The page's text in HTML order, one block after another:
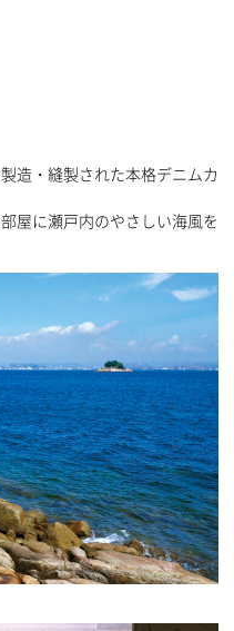
造・縫製された本格デニムカ
屋に瀬戸内のやさしい海風を